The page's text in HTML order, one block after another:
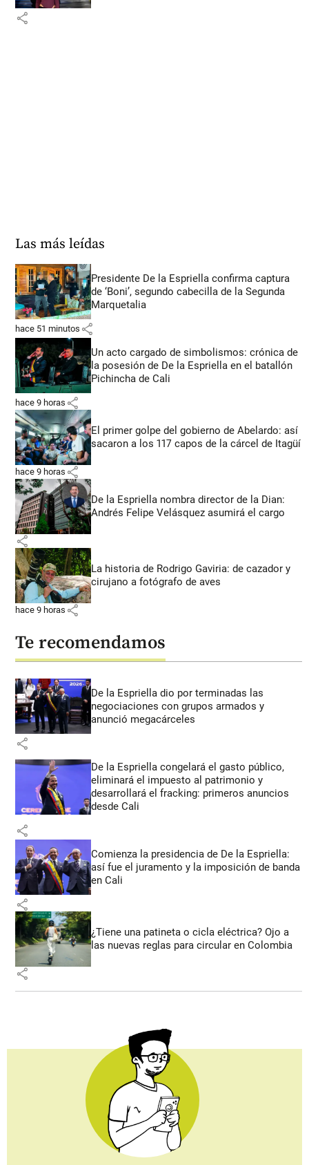
share
Las más leídas
Presidente De la Espriella confirma captura
de ‘Boni’, segundo cabecilla de la Segunda
Marquetalia
hace 51 minutos share
Un acto cargado de simbolismos: crónica de
la posesión de De la Espriella en el batallón
Pichincha de Cali
hace 9 horas share
El primer golpe del gobierno de Abelardo: así
sacaron a los 117 capos de la cárcel de Itagüí
hace 9 horas share
De la Espriella nombra director de la Dian:
Andrés Felipe Velásquez asumirá el cargo
share
La historia de Rodrigo Gaviria: de cazador y
cirujano a fotógrafo de aves
hace 9 horas share
Te recomendamos
De la Espriella dio por terminadas las
negociaciones con grupos armados y
anunció megacárceles
share
De la Espriella congelará el gasto público,
eliminará el impuesto al patrimonio y
desarrollará el fracking: primeros anuncios
desde Cali
share
Comienza la presidencia de De la Espriella:
así fue el juramento y la imposición de banda
en Cali
share
¿Tiene una patineta o cicla eléctrica? Ojo a
las nuevas reglas para circular en Colombia
share